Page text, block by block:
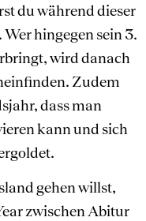
du während dieser
hingegen sein 3.
wird danach
Zudem
dass man
kann und sich
gehen willst,
zwischen Abitur